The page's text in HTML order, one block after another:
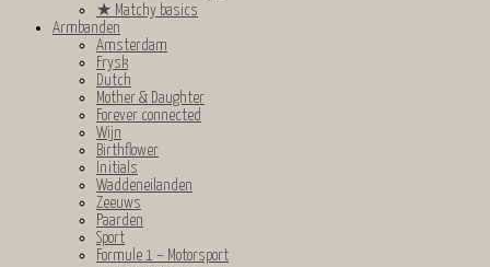
★ Matchy basics
Armbanden
Amsterdam
Frysk
Dutch
Mother & Daughter
Forever connected
Wijn
Birthflower
Initials
Waddeneilanden
Zeeuws
Paarden
Sport
Formule 1 – Motorsport